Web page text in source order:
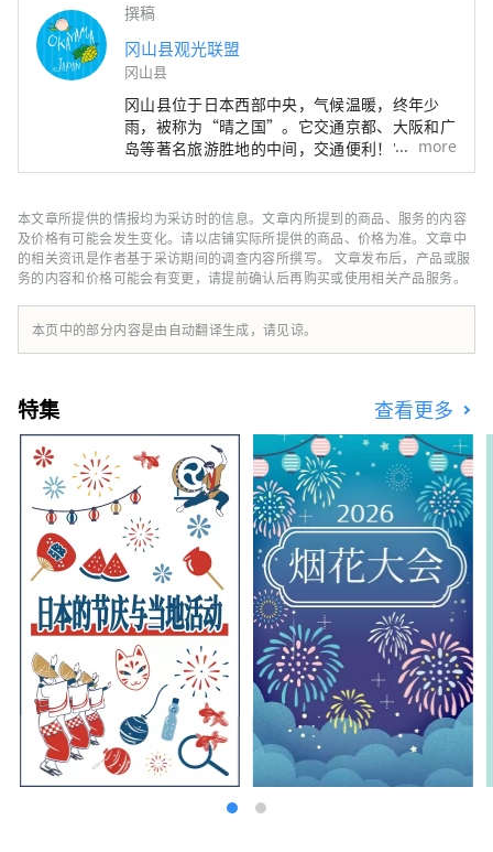
撰稿
冈山县观光联盟
冈山县
冈山县位于日本西部中央，气候温暖，终年少
雨，被称为“晴之国”。它交通京都、大阪和广
岛等著名旅游胜地的中间，交通便利！它也是经
由濑户通往四国的门户。 冈山县也被称为“水
水果，无论甜度、香气还是风味，都是最高品质
的。 您可以品尝白桃、麝香葡萄、先锋葡萄等
时令水果！ 冈山还拥有世界级的旅游景点，包
括冈山城、日本三大名园之一的冈山后乐园以及
拥有历史、文化和艺术的仓敷美观地区！
more
本文章所提供的情报均为采访时的信息。文章内所提到的商品、服务的内容
及价格有可能会发生变化。请以店铺实际所提供的商品、价格为准。文章中
的相关资讯是作者基于采访期间的调查内容所撰写。 文章发布后，产品或服
务的内容和价格可能会有变更，请提前确认后再购买或使用相关产品服务。
本页中的部分内容是由自动翻译生成，请见谅。
特集 查看更多